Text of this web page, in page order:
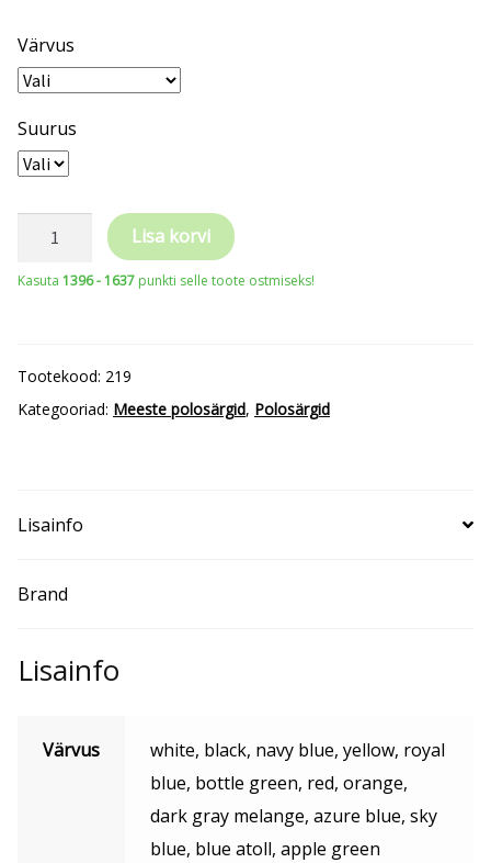
Värvus
Suurus
MALFINI®
Lisa korvi
Kasuta 1396 - 1637 punkti selle toote ostmiseks!
Tootekood: 219
Kategooriad: Meeste polosärgid, Polosärgid
Lisainfo
Brand
Lisainfo
Värvus
white, black, navy blue, yellow, royal
blue, bottle green, red, orange,
dark gray melange, azure blue, sky
blue, blue atoll, apple green